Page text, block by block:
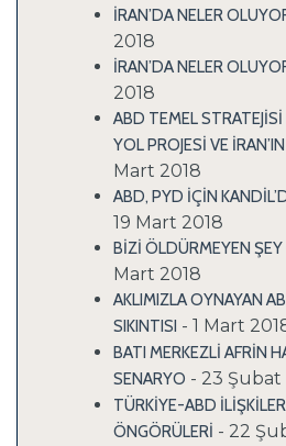
İRAN’DA NELER
2018
İRAN’DA NELER
2018
ABD TEMEL
YOL PROJESİ VE
Mart 2018
ABD, PYD İÇİN
19 Mart 2018
BİZİ ÖLDÜRMEYEN
Mart 2018
AKLIMIZLA OYNAYAN
SIKINTISI - 1 Mart
BATI MERKEZLİ AFRİN
SENARYO - 23 Şubat
TÜRKİYE-ABD
ÖNGÖRÜLERİ - 22